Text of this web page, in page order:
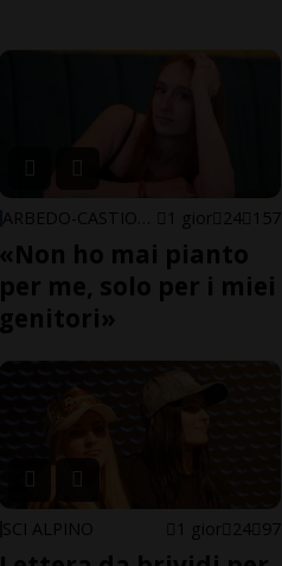
1 gior 24 157
«Non ho mai pianto
per me, solo per i miei
genitori»
SCI ALPINO 1 gior 24 97